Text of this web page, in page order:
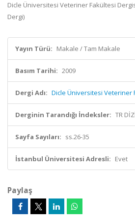
Dicle Üniversitesi Veteriner Fakültesi
Dergi)
Yayın Türü: Makale / Tam Makale
Basım Tarihi: 2009
Dergi Adı: Dicle Üniversitesi Veteriner
Derginin Tarandığı İndeksler: TR
Sayfa Sayıları: ss.26-35
İstanbul Üniversitesi Adresli: Evet
Paylaş